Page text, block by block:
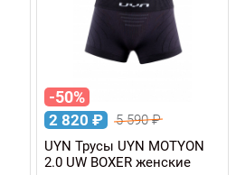
-50%
2 820 ₽ 5 590₽
UYN Трусы UYN MOTYON
2.0 UW BOXER женские